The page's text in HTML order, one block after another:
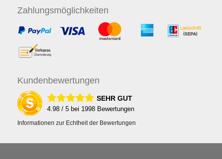
Zahlungsmöglichkeiten
Kundenbewertungen
SEHR GUT
4.98 / 5 bei 1998 Bewertungen
Informationen zur Echtheit der Bewertungen